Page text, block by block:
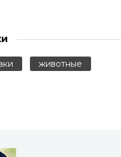
животные